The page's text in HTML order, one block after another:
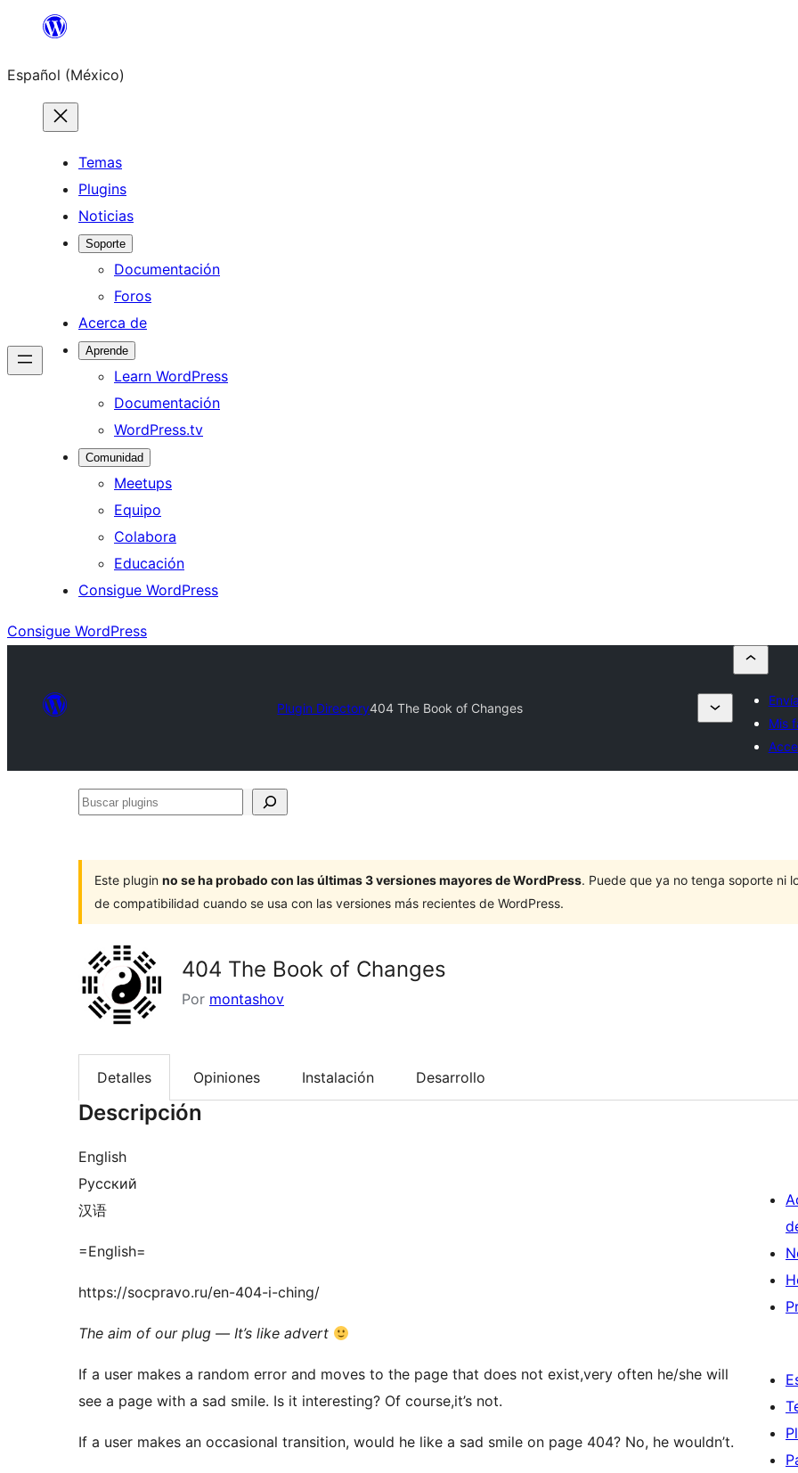
Saltar
contenido
Español (México)
Temas
Plugins
Noticias
Soporte
Documentación
Foros
Acerca de
Aprende
Learn WordPress
Documentación
WordPress.tv
Comunidad
Meetups
Equipo
Colabora
Educación
Consigue WordPress
Consigue WordPress
Plugin Directory404 The Book of Changes
Mis
Buscar
Este plugin no se ha probado con las últimas 3 versiones mayores de WordPress. Puede que ya no tenga soporte ni
de compatibilidad cuando se usa con las versiones más recientes de WordPress.
404 The Book of Changes
Por montashov
Detalles Opiniones Instalación Desarrollo
Descripción
English
Русский
汉语
=English=
https://socpravo.ru/en-404-i-ching/
The aim of our plug — It’s like advert
If a user makes a random error and moves to the page that does not exist,very often he/she will
see a page with a sad smile. Is it interesting? Of course,it’s not.
If a user makes an occasional transition, would he like a sad smile on page 404? No, he wouldn’t.